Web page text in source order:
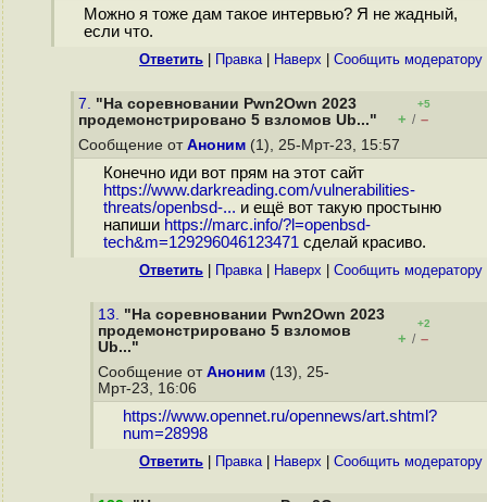
Можно я тоже дам такое интервью? Я не жадный,
если что.
Ответить Правка| Наверх Cообщить модератору
7. "На соревновании Pwn2Own 2023
продемонстрировано 5 взломов Ub..."
+5
+ / –
Сообщение от Аноним (1), 25-Мрт-23, 15:57
Конечно иди вот прям на этот сайт
https://www.darkreading.com/vulnerabilities-
threats/openbsd-... и ещё вот такую простыню
напиши https://marc.info/?l=openbsd-
tech&m=129296046123471сделай красиво.
Ответить Правка| Наверх Cообщить модератору
13. "На соревновании Pwn2Own 2023
продемонстрировано 5 взломов
Ub..."
+2
+ / –
Сообщение от Аноним (13), 25-
Мрт-23, 16:06
https://www.opennet.ru/opennews/art.shtml?
num=28998
Ответить Правка| Наверх Cообщить модератору